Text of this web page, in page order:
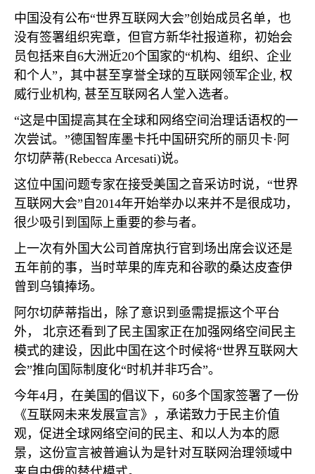
中国没有公布“世界互联网大会”创始成员名单，也
没有签署组织宪章，但官方新华社报道称，初始会
员包括来自 6大洲近20个国家的“机构、组织、企业
和个人”，其中甚至享誉全球的互联网领军企业, 权
威行业机构, 甚至互联网名人堂入选者。
“这是中国提高其在全球和网络空间治理话语权的一
次尝试。”德国智库墨卡托中国研究所的丽贝卡·阿
尔切萨蒂(Rebecca Arcesati)说。
这位中国问题专家在接受美国之音采访时说，“世界
互联网大会”自 2014年开始举办以来并不是很成功，
很少吸引到国际上重要的参与者。
上一次有外国大公司首席执行官到场出席会议还是
五年前的事，当时苹果的库克和谷歌的桑达皮查伊
曾到乌镇捧场。
阿尔切萨蒂指出，除了意识到亟需提振这个平台
外， 北京还看到了民主国家正在加强网络空间民主
模式的建设，因此中国在这个时候将“世界互联网大
会”推向国际制度化“时机并非巧合”。
今年4月，在美国的倡议下， 60多个国家签署了一份
《互联网未来发展宣言》，承诺致力于民主价值
观，促进全球网络空间的民主、和以人为本的愿
景，这份宣言被普遍认为是针对互联网治理领域中